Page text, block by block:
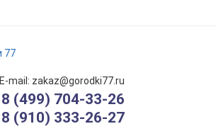
E-mail: zakaz@gorodki77.ru
8 (499) 704-33-26
8 (910) 333-26-27